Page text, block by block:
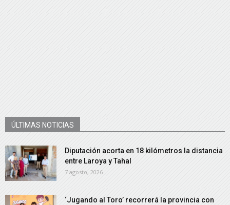
ÚLTIMAS NOTICIAS
Diputación acorta en 18 kilómetros la distancia
entre Laroya y Tahal
7 agosto, 2026
‘Jugando al Toro’ recorrerá la provincia con